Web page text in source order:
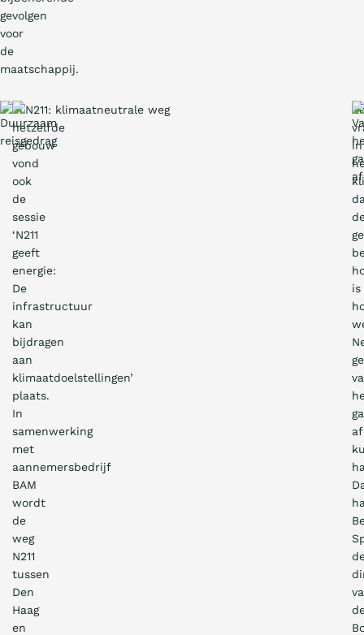
gevolgen
voor
de
maatschappij.
In
hetzelfde
gebouw
vond
ook
de
sessie
‘N211
geeft
energie:
De
infrastructuur
kan
bijdragen
aan
klimaatdoelstellingen’
plaats.
In
samenwerking
met
aannemersbedrijf
BAM
wordt
de
weg
N211
tussen
Den
Haag
en
in
is
af